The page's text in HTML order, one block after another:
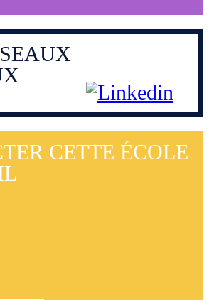
CETTE ÉCOLE